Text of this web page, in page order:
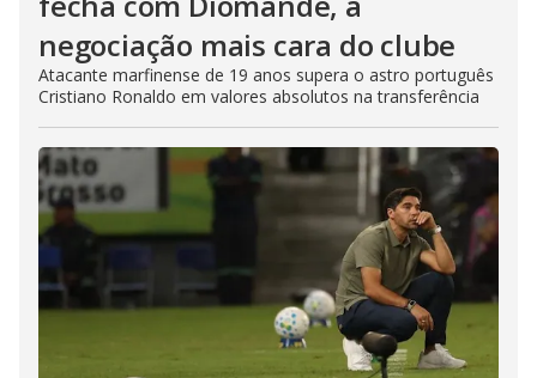
negociação mais cara do clube
Atacante marfinense de 19 anos supera o astro português
Cristiano Ronaldo em valores absolutos na transferência